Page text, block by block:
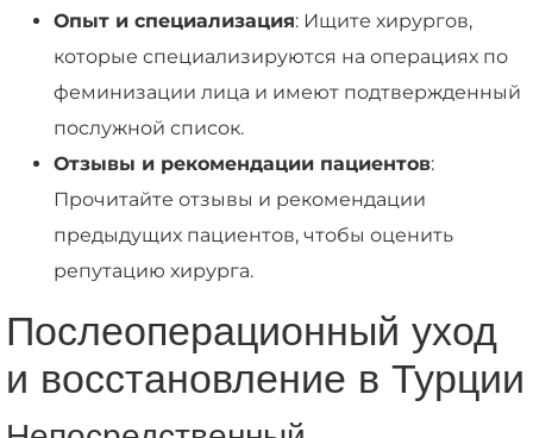
Опыт и специализация: Ищите хирургов,
которые специализируются на операциях по
феминизации лица и имеют подтвержденный
послужной список.
Отзывы и рекомендации пациентов:
Прочитайте отзывы и рекомендации
предыдущих пациентов, чтобы оценить
репутацию хирурга.
Послеоперационный уход
и восстановление в Турции